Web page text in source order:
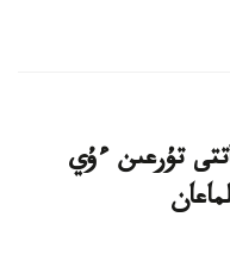
تۇرعىن ءۇي